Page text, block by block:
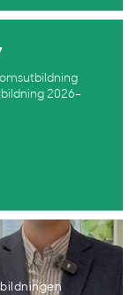
2026–